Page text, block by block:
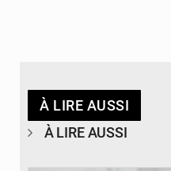
À LIRE AUSSI
À LIRE AUSSI